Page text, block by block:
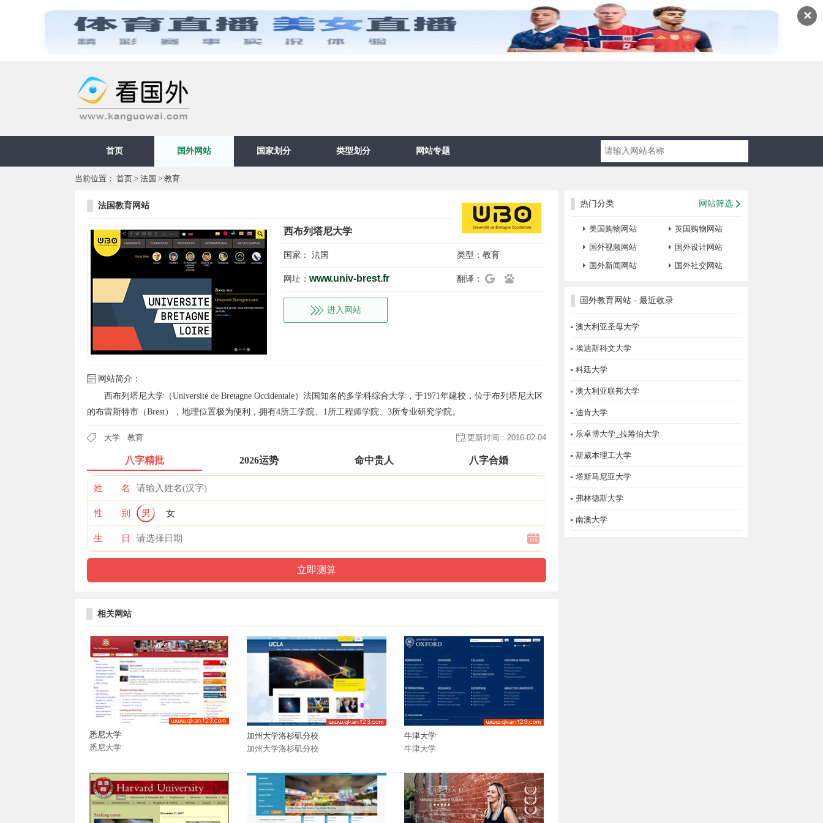
✕
首页 国外网站 国家划分 类型划分 网站专题
当前位置： 首页 > 法国 > 教育
法国教育网站
西布列塔尼大学
国家： 法国 类型： 教育
网址： www.univ-brest.fr 翻译：
进入网站
网站简介：
西布列塔尼大学（Université de Bretagne Occidentale）法国知名的多学科综合大学，于1971年建校，位于布列塔尼大区
的布雷斯特市（Brest），地理位置极为便利，拥有4所工学院、1所工程师学院、3所专业研究学院。
大学 教育 更新时间： 2016-02-04
八字精批 2026运势 命中贵人 八字合婚
姓 名
性 别 男 女
生 日
相关网站
悉尼大学
悉尼大学
加州大学洛杉矶分校
加州大学洛杉矶分校
牛津大学
牛津大学
热门分类 网站筛选
美国购物网站
英国购物网站
国外视频网站
国外设计网站
国外新闻网站
国外社交网站
国外教育网站 - 最近收录
澳大利亚圣母大学
埃迪斯科文大学
科廷大学
澳大利亚联邦大学
迪肯大学
乐卓博大学_拉筹伯大学
斯威本理工大学
塔斯马尼亚大学
弗林德斯大学
南澳大学